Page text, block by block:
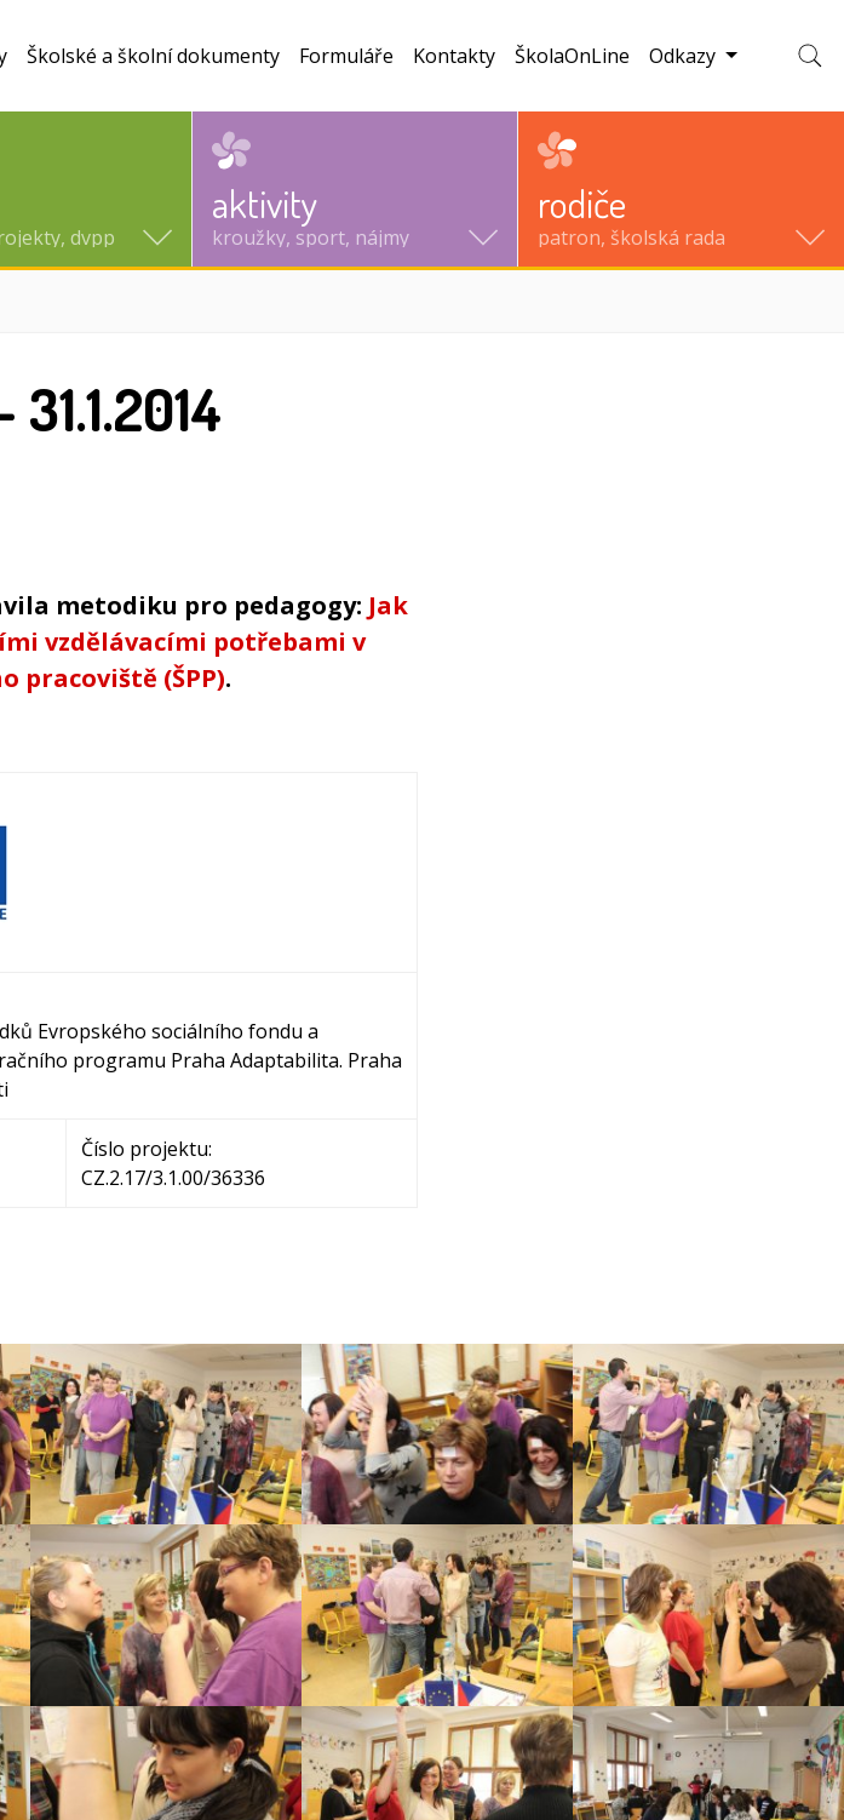
dvpp
aktivity
kroužky, sport, nájmy
rodiče
patron, školská rada
Školské a školní dokumenty Formuláře Kontakty ŠkolaOnLine Odkazy
metodiku pro pedagogy: Jak
vzdělávacími potřebami v
pracoviště (ŠPP).
Evropského sociálního fondu a
programu Praha Adaptabilita. Praha
Číslo projektu:
CZ.2.17/3.1.00/36336